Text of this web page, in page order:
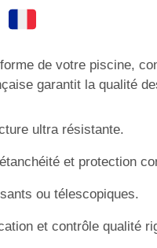
de votre piscine,
garantit la qualité
ultra résistante.
et protection
ou télescopiques.
et contrôle qualité